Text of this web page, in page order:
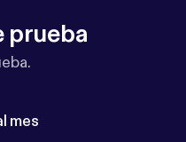
prueba
mes